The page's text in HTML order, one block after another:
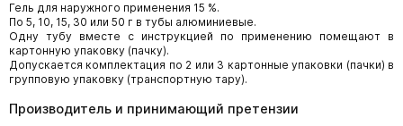
Гель для наружного применения 15 %.
По 5, 10, 15, 30 или 50 г в тубы алюминиевые.
Одну тубу вместе с инструкцией по применению помещают в
картонную упаковку (пачку).
Допускается комплектация по 2 или 3 картонные упаковки (пачки) в
групповую упаковку (транспортную тару).
Производитель и принимающий претензии